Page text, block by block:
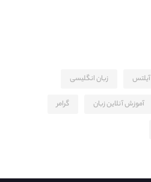
آیلتس زبان انگلیسی
آموزش آنلاین زبان گرامر